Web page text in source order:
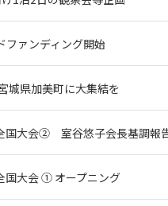
ファンディング開始
城県加美町に大集結を
大会② 室谷悠子会長基調報
大会 ① オープニング